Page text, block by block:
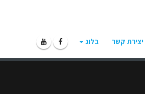
יצירת קשר בלוג